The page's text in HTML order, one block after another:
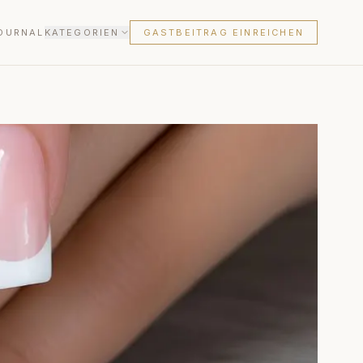
KATEGORIEN GASTBEITRAG EINREICHEN